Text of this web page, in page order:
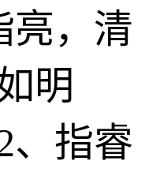
亮，清
明
、指睿